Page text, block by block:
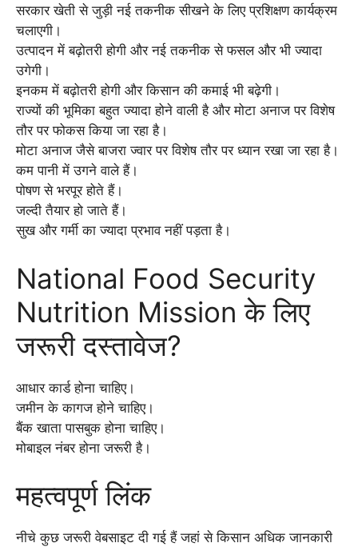
सरकार खेती से जुड़ी नई तकनीक सीखने के लिए प्रशिक्षण कार्यक्रम
चलाएगी।
उत्पादन में बढ़ोतरी होगी और नई तकनीक से फसल और भी ज्यादा
उगेगी।
इनकम में बढ़ोतरी होगी और किसान की कमाई भी बढ़ेगी।
राज्यों की भूमिका बहुत ज्यादा होने वाली है और मोटा अनाज पर विशेष
तौर पर फोकस किया जा रहा है।
मोटा अनाज जैसे बाजरा ज्वार पर विशेष तौर पर ध्यान रखा जा रहा है।
कम पानी में उगने वाले हैं।
पोषण से भरपूर होते हैं।
जल्दी तैयार हो जाते हैं।
सुख और गर्मी का ज्यादा प्रभाव नहीं पड़ता है।
National Food Security
Nutrition Mission के लिए
जरूरी दस्तावेज?
आधार कार्ड होना चाहिए।
जमीन के कागज होने चाहिए।
बैंक खाता पासबुक होना चाहिए।
मोबाइल नंबर होना जरूरी है।
महत्वपूर्ण लिंक
नीचे कुछ जरूरी वेबसाइट दी गई हैं जहां से किसान अधिक जानकारी